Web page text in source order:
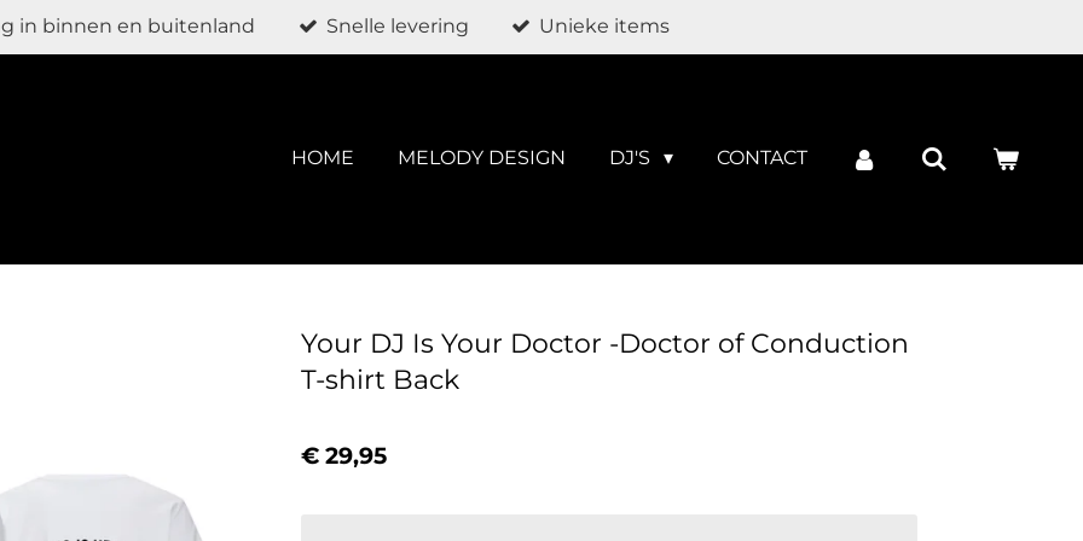
in binnen en buitenland Snelle levering Unieke items
HOME MELODY DESIGN DJ'S CONTACT
Your DJ Is Your Doctor -Doctor of Conduction
T-shirt Back
€ 29,95